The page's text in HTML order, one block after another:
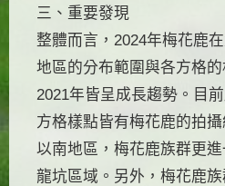
三、重要發現
整體而言，2024年梅花鹿
地區的分布範圍與各方格
2021年皆呈成長趨勢。目
方格樣點皆有梅花鹿的拍
以南地區，梅花鹿族群更
龍坑區域。另外，梅花鹿